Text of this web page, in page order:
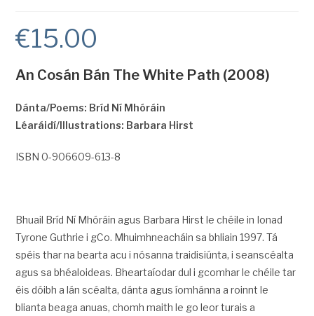
€15.00
An Cosán Bán The White Path (2008)
Dánta/Poems: Bríd Ní Mhóráin
Léaráidí/Illustrations: Barbara Hirst
ISBN 0-906609-613-8
Bhuail Bríd Ní Mhóráin agus Barbara Hirst le chéile in Ionad
Tyrone Guthrie i gCo. Mhuimhneacháin sa bhliain 1997. Tá
spéis thar na bearta acu i nósanna traidisiúnta, i seanscéalta
agus sa bhéaloideas. Bheartaíodar dul i gcomhar le chéile tar
éis dóibh a lán scéalta, dánta agus íomhánna a roinnt le
blianta beaga anuas, chomh maith le go leor turais a